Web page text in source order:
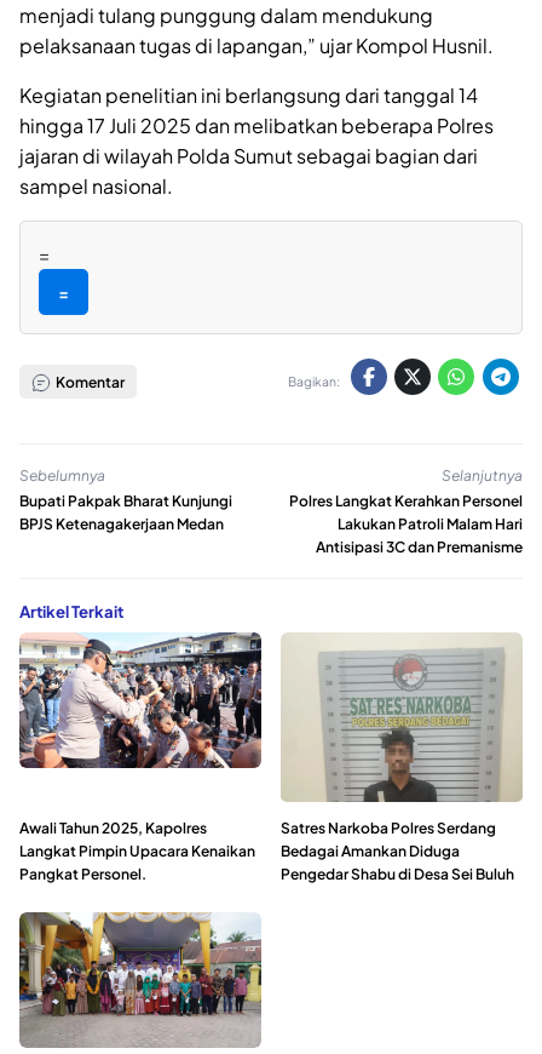
menjadi tulang punggung dalam mendukung
pelaksanaan tugas di lapangan,” ujar Kompol Husnil.
Kegiatan penelitian ini berlangsung dari tanggal 14
hingga 17 Juli 2025 dan melibatkan beberapa Polres
jajaran di wilayah Polda Sumut sebagai bagian dari
sampel nasional.
=
=
Komentar Bagikan:
Sebelumnya
Bupati Pakpak Bharat Kunjungi
BPJS Ketenagakerjaan Medan
Selanjutnya
Polres Langkat Kerahkan Personel
Lakukan Patroli Malam Hari
Antisipasi 3C dan Premanisme
Artikel Terkait
Awali Tahun 2025, Kapolres
Langkat Pimpin Upacara Kenaikan
Pangkat Personel.
Satres Narkoba Polres Serdang
Bedagai Amankan Diduga
Pengedar Shabu di Desa Sei Buluh